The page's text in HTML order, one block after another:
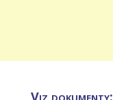
Viz dokumenty: